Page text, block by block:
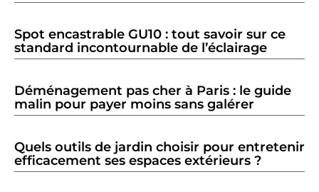
Spot encastrable GU10 : tout savoir sur ce
standard incontournable de l’éclairage
Déménagement pas cher à Paris : le guide
malin pour payer moins sans galérer
Quels outils de jardin choisir pour entretenir
efficacement ses espaces extérieurs ?